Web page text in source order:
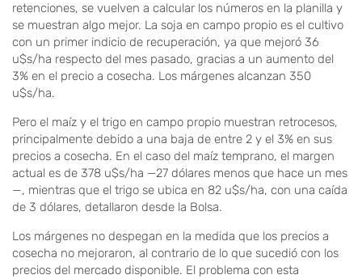
retenciones, se vuelven a calcular los números en la planilla y
se muestran algo mejor. La soja en campo propio es el cultivo
con un primer indicio de recuperación, ya que mejoró 36
u$s/ha respecto del mes pasado, gracias a un aumento del
3% en el precio a cosecha. Los márgenes alcanzan 350
u$s/ha.
Pero el maíz y el trigo en campo propio muestran retrocesos,
principalmente debido a una baja de entre 2 y el 3% en sus
precios a cosecha. En el caso del maíz temprano, el margen
actual es de 378 u$s/ha —27 dólares menos que hace un mes
—, mientras que el trigo se ubica en 82 u$s/ha, con una caída
de 3 dólares, detallaron desde la Bolsa.
Los márgenes no despegan en la medida que los precios a
cosecha no mejoraron, al contrario de lo que sucedió con los
precios del mercado disponible. El problema con esta